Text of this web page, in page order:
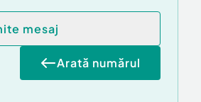
mesaj
Arată numărul